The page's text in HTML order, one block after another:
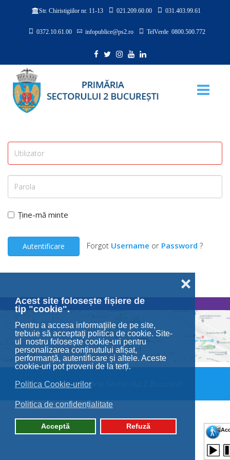
Acest site folosește fișiere de
tip "cookie".
Pentru a accesa informaţiile de pe site,
trebuie să acceptaţi politica de cookie. Site-
ul nostru folosește cookie-uri pentru
personalizarea conținutului afișat,
performanță, autentificare și altele. Aceste
cookie-uri pot proveni de la terți.
Politica Cookie-urilor
Politica de confidențialitate
Acceptă Refuză
❌
Str. Chiristigiilor nr. 11-13 021.209.60.00 031.403.99.61
0372.10.61.00 infopublice@ps2.ro TelVerde 0800.500.772
Ține-mă minte
Autentificare Forgot Username or Password ?
© 2026 Primăria Sectorului 2 București.